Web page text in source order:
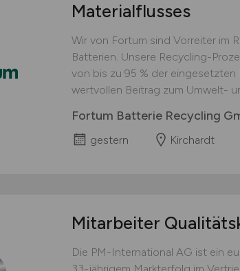
Materialflusses
Wir von Fortum sind Vorreiter im
Batterien. Unsere Recycling-
von bis zu 95 % der eingesetzten
wertvollen Beitrag zum Umwelt-
Fortum Batterie Recycling
gestern Kirchardt
Mitarbeiter
Die PM-International AG ist ein